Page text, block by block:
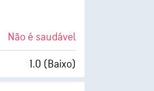
30000 pés
Não é saudável
1.0 (Baixo)